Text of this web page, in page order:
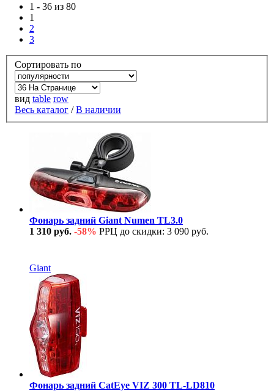
1 - 36 из 80
1
2
3
Сортировать по
вид table row
Весь каталог /В наличии
Фонарь задний Giant Numen TL3.0
1 310 руб. -58% РРЦ до скидки: 3 090 руб.
Giant
Фонарь задний CatEye VIZ 300 TL-LD810